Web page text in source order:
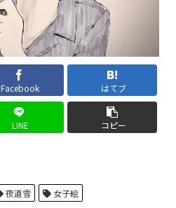
Facebook はてブ
LINE コピー
夜道雪 女子絵